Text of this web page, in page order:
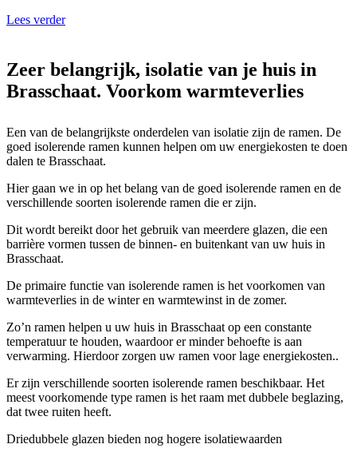
Lees verder
Zeer belangrijk, isolatie van je huis in
Brasschaat. Voorkom warmteverlies
Een van de belangrijkste onderdelen van isolatie zijn de ramen. De
goed isolerende ramen kunnen helpen om uw energiekosten te doen
dalen te Brasschaat.
Hier gaan we in op het belang van de goed isolerende ramen en de
verschillende soorten isolerende ramen die er zijn.
Dit wordt bereikt door het gebruik van meerdere glazen, die een
barrière vormen tussen de binnen- en buitenkant van uw huis in
Brasschaat.
De primaire functie van isolerende ramen is het voorkomen van
warmteverlies in de winter en warmtewinst in de zomer.
Zo’n ramen helpen u uw huis in Brasschaat op een constante
temperatuur te houden, waardoor er minder behoefte is aan
verwarming. Hierdoor zorgen uw ramen voor lage energiekosten..
Er zijn verschillende soorten isolerende ramen beschikbaar. Het
meest voorkomende type ramen is het raam met dubbele beglazing,
dat twee ruiten heeft.
Driedubbele glazen bieden nog hogere isolatiewaarden